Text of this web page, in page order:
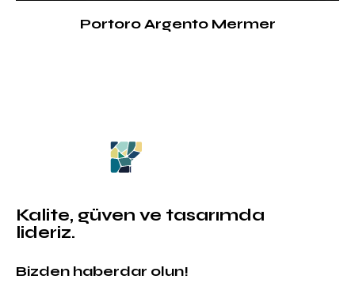
Portoro Argento Mermer
Kalite, güven ve tasarımda
lideriz.
Bizden haberdar olun!